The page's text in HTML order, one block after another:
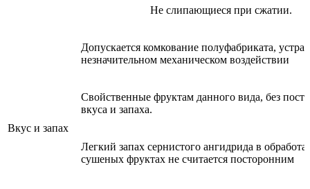
Не слипающиеся при сжатии.
Допускается комкование полуфабриката,
незначительном механическом воздействии
Вкус и запах
Свойственные фруктам данного вида, без
вкуса и запаха.
Легкий запах сернистого ангидрида в
сушеных фруктах не считается посторонним